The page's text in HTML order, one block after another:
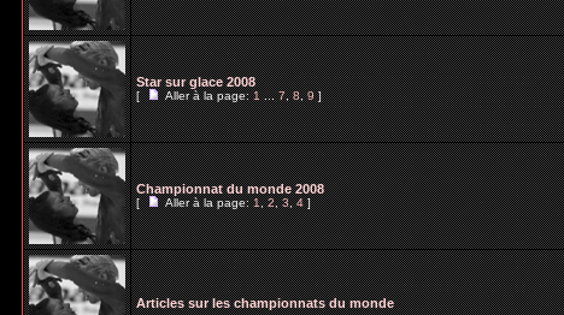
Star sur glace 2008
[ Aller à la page:1...7,8,9]
Championnat du monde 2008
[ Aller à la page:1,2,3,4]
Articles sur les championnats du monde